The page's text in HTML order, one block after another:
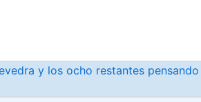
y los ocho restantes